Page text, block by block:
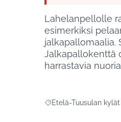
Lahelanpellolle
esimerkiksi
jalkapallomaalia.
Jalkapallokenttä
harrastavia
Rajaa tulokset
Etelä-Tuusulan kylät